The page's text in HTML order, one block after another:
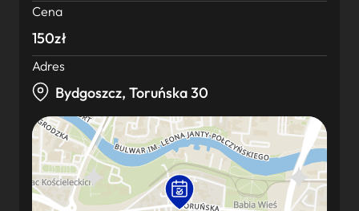
Cena
150zł
Adres
Bydgoszcz, Toruńska 30